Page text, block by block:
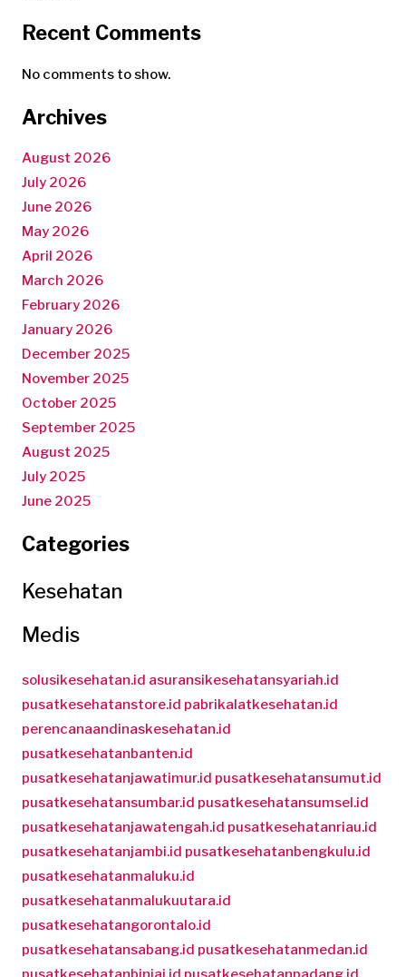
Recent Comments
No comments to show.
Archives
August 2026
July 2026
June 2026
May 2026
April 2026
March 2026
February 2026
January 2026
December 2025
November 2025
October 2025
September 2025
August 2025
July 2025
June 2025
Categories
Kesehatan
Medis
solusikesehatan.id asuransikesehatansyariah.id
pusatkesehatanstore.id pabrikalatkesehatan.id
perencanaandinaskesehatan.id
pusatkesehatanbanten.id
pusatkesehatanjawatimur.id pusatkesehatansumut.id
pusatkesehatansumbar.id pusatkesehatansumsel.id
pusatkesehatanjawatengah.id pusatkesehatanriau.id
pusatkesehatanjambi.id pusatkesehatanbengkulu.id
pusatkesehatanmaluku.id
pusatkesehatanmalukuutara.id
pusatkesehatangorontalo.id
pusatkesehatansabang.id pusatkesehatanmedan.id